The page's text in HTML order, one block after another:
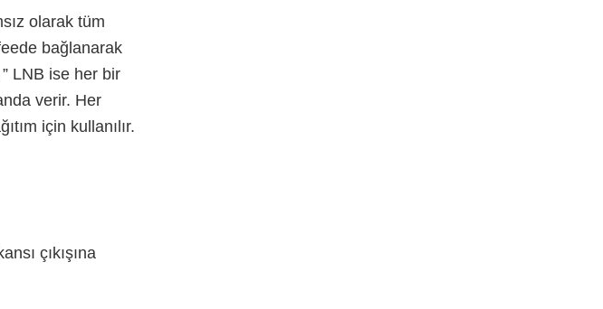
olarak tüm
bağlanarak
LNB ise her bir
verir. Her
için kullanılır.
çıkışına